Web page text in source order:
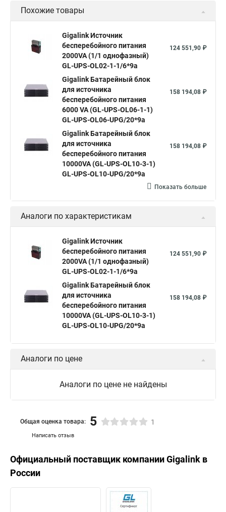
Похожие товары
Gigalink Источник
бесперебойного питания
2000VA (1/1 однофазный)
GL-UPS-OL02-1-1/6*9a
124 551,90 ₽
Gigalink Батарейный блок
для источника
бесперебойного питания
6000 VA (GL-UPS-OL06-1-1)
GL-UPS-OL06-UPG/20*9a
158 194,08 ₽
Gigalink Батарейный блок
для источника
бесперебойного питания
10000VA (GL-UPS-OL10-3-1)
GL-UPS-OL10-UPG/20*9a
158 194,08 ₽
Показать больше
Аналоги по характеристикам
Gigalink Источник
бесперебойного питания
2000VA (1/1 однофазный)
GL-UPS-OL02-1-1/6*9a
124 551,90 ₽
Gigalink Батарейный блок
для источника
бесперебойного питания
10000VA (GL-UPS-OL10-3-1)
GL-UPS-OL10-UPG/20*9a
158 194,08 ₽
Аналоги по цене
Аналоги по цене не найдены
Написать отзыв
Общая оценка товара: 5 1
Официальный поставщик компанииGigalink в
России